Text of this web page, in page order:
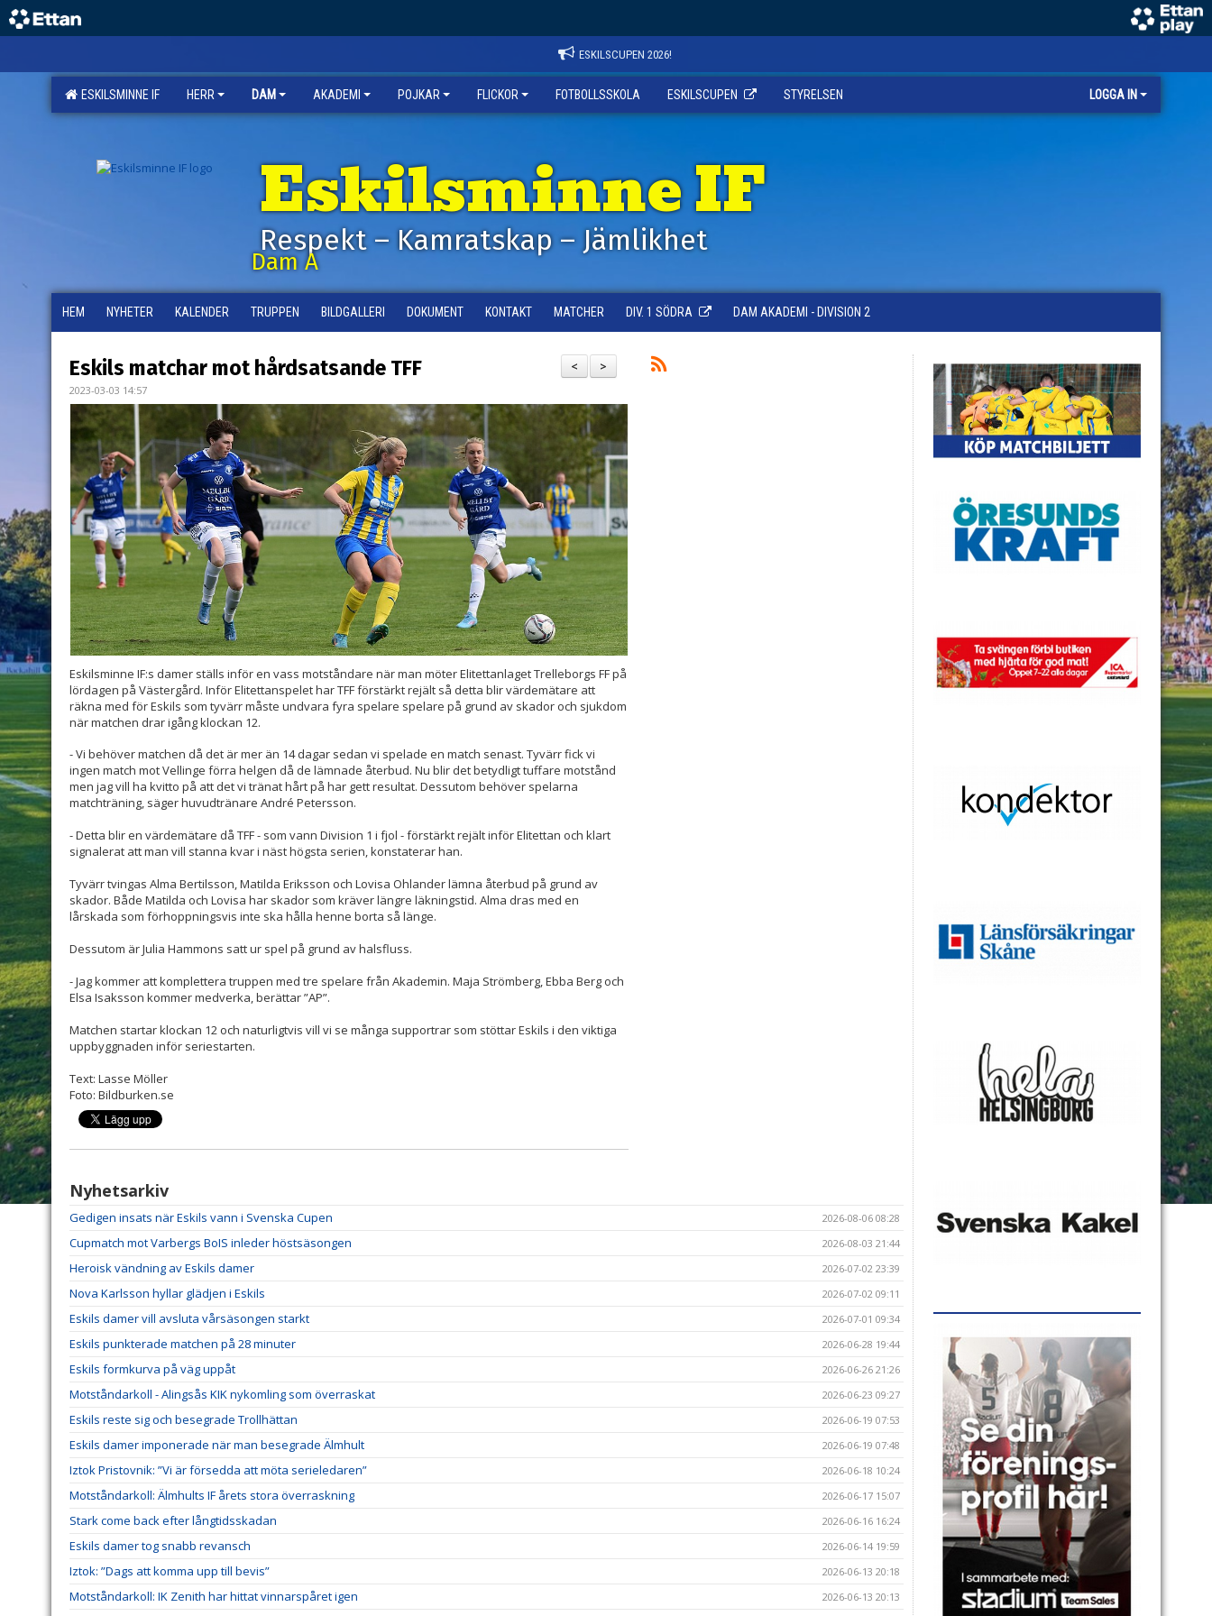
ESKILSCUPEN 2026!
ESKILSMINNE IF HERR DAM AKADEMI POJKAR FLICKOR FOTBOLLSSKOLA ESKILSCUPEN STYRELSEN LOGGA IN
Eskilsminne IF
Respekt – Kamratskap – Jämlikhet
Dam A
HEM NYHETER KALENDER TRUPPEN BILDGALLERI DOKUMENT KONTAKT MATCHER DIV. 1 SÖDRA DAM AKADEMI - DIVISION 2
>
<
Eskils matchar mot hårdsatsande TFF
2023-03-03 14:57
Eskilsminne IF:s damer ställs inför en vass motståndare när man möter Elitettanlaget Trelleborgs FF på
lördagen på Västergård. Inför Elitettanspelet har TFF förstärkt rejält så detta blir värdemätare att
räkna med för Eskils som tyvärr måste undvara fyra spelare spelare på grund av skador och sjukdom
när matchen drar igång klockan 12.
- Vi behöver matchen då det är mer än 14 dagar sedan vi spelade en match senast. Tyvärr fick vi
ingen match mot Vellinge förra helgen då de lämnade återbud. Nu blir det betydligt tuffare motstånd
men jag vill ha kvitto på att det vi tränat hårt på har gett resultat. Dessutom behöver spelarna
matchträning, säger huvudtränare André Petersson.
- Detta blir en värdemätare då TFF - som vann Division 1 i fjol - förstärkt rejält inför Elitettan och klart
signalerat att man vill stanna kvar i näst högsta serien, konstaterar han.
Tyvärr tvingas Alma Bertilsson, Matilda Eriksson och Lovisa Ohlander lämna återbud på grund av
skador. Både Matilda och Lovisa har skador som kräver längre läkningstid. Alma dras med en
lårskada som förhoppningsvis inte ska hålla henne borta så länge.
Dessutom är Julia Hammons satt ur spel på grund av halsfluss.
- Jag kommer att komplettera truppen med tre spelare från Akademin. Maja Strömberg, Ebba Berg och
Elsa Isaksson kommer medverka, berättar ”AP”.
Matchen startar klockan 12 och naturligtvis vill vi se många supportrar som stöttar Eskils i den viktiga
uppbyggnaden inför seriestarten.
Text: Lasse Möller
Foto: Bildburken.se
Nyhetsarkiv
Gedigen insats när Eskils vann i Svenska Cupen 2026-08-06 08:28
Cupmatch mot Varbergs BoIS inleder höstsäsongen 2026-08-03 21:44
Heroisk vändning av Eskils damer 2026-07-02 23:39
Nova Karlsson hyllar glädjen i Eskils 2026-07-02 09:11
Eskils damer vill avsluta vårsäsongen starkt 2026-07-01 09:34
Eskils punkterade matchen på 28 minuter 2026-06-28 19:44
Eskils formkurva på väg uppåt 2026-06-26 21:26
Motståndarkoll - Alingsås KIK nykomling som överraskat 2026-06-23 09:27
Eskils reste sig och besegrade Trollhättan 2026-06-19 07:53
Eskils damer imponerade när man besegrade Älmhult 2026-06-19 07:48
Iztok Pristovnik: ”Vi är försedda att möta serieledaren” 2026-06-18 10:24
Motståndarkoll: Älmhults IF årets stora överraskning 2026-06-17 15:07
Stark come back efter långtidsskadan 2026-06-16 16:24
Eskils damer tog snabb revansch 2026-06-14 19:59
Iztok: ”Dags att komma upp till bevis” 2026-06-13 20:18
Motståndarkoll: IK Zenith har hittat vinnarspåret igen 2026-06-13 20:13